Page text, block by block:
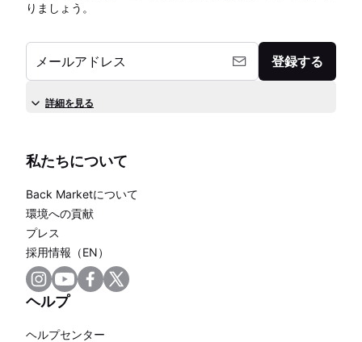
りましょう。
メールアドレス 登録する
詳細を見る
私たちについて
Back Marketについて
環境への貢献
プレス
採用情報（EN）
ヘルプ
ヘルプセンター